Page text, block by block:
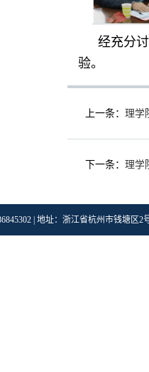
经充分
验。
上一条： 理学
下一条： 理学
| 地址：浙江省杭州市钱塘区